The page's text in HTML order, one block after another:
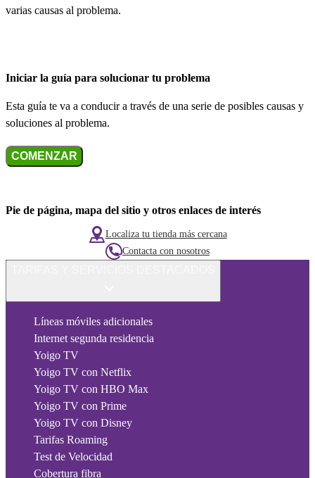
varias causas al problema.
Iniciar la guía para solucionar tu problema
Esta guía te va a conducir a través de una serie de posibles causas y
soluciones al problema.
COMENZAR
Pie de página, mapa del sitio y otros enlaces de interés
Localiza tu tienda más cercana
Contacta con nosotros
Líneas móviles adicionales
Internet segunda residencia
Yoigo TV
Yoigo TV con Netflix
Yoigo TV con HBO Max
Yoigo TV con Prime
Yoigo TV con Disney
Tarifas Roaming
Test de Velocidad
Cobertura fibra